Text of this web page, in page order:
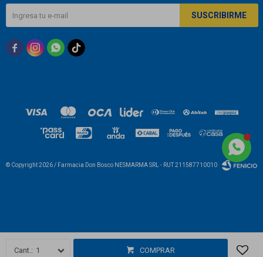
1 COMPRAR
SUSCRIBIRME
  
© Copyright 2026 / Farmacia Don Bosco NESMARMA SRL - RUT 211587710010
Fenicio